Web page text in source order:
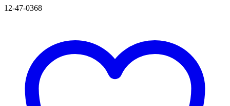
12-47-0368